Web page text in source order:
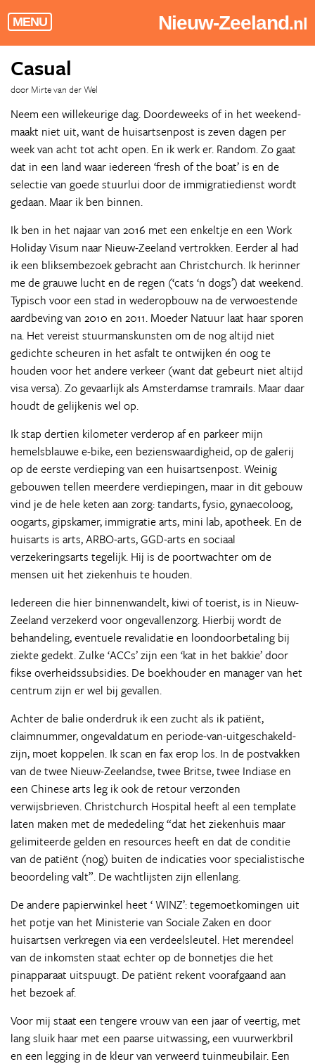
MENU Nieuw-Zeeland.nl
Casual
door Mirte van der Wel
Neem een willekeurige dag. Doordeweeks of in het weekend-
maakt niet uit, want de huisartsenpost is zeven dagen per
week van acht tot acht open. En ik werk er. Random. Zo gaat
dat in een land waar iedereen ‘fresh of the boat’ is en de
selectie van goede stuurlui door de immigratiedienst wordt
gedaan. Maar ik ben binnen.
Ik ben in het najaar van 2016 met een enkeltje en een Work
Holiday Visum naar Nieuw-Zeeland vertrokken. Eerder al had
ik een bliksembezoek gebracht aan Christchurch. Ik herinner
me de grauwe lucht en de regen (‘cats ‘n dogs’) dat weekend.
Typisch voor een stad in wederopbouw na de verwoestende
aardbeving van 2010 en 2011. Moeder Natuur laat haar sporen
na. Het vereist stuurmanskunsten om de nog altijd niet
gedichte scheuren in het asfalt te ontwijken én oog te
houden voor het andere verkeer (want dat gebeurt niet altijd
visa versa). Zo gevaarlijk als Amsterdamse tramrails. Maar daar
houdt de gelijkenis wel op.
Ik stap dertien kilometer verderop af en parkeer mijn
hemelsblauwe e-bike, een bezienswaardigheid, op de galerij
op de eerste verdieping van een huisartsenpost. Weinig
gebouwen tellen meerdere verdiepingen, maar in dit gebouw
vind je de hele keten aan zorg: tandarts, fysio, gynaecoloog,
oogarts, gipskamer, immigratie arts, mini lab, apotheek. En de
huisarts is arts, ARBO-arts, GGD-arts en sociaal
verzekeringsarts tegelijk. Hij is de poortwachter om de
mensen uit het ziekenhuis te houden.
Iedereen die hier binnenwandelt, kiwi of toerist, is in Nieuw-
Zeeland verzekerd voor ongevallenzorg. Hierbij wordt de
behandeling, eventuele revalidatie en loondoorbetaling bij
ziekte gedekt. Zulke ‘ACCs’ zijn een ‘kat in het bakkie’ door
fikse overheidssubsidies. De boekhouder en manager van het
centrum zijn er wel bij gevallen.
Achter de balie onderdruk ik een zucht als ik patiënt,
claimnummer, ongevaldatum en periode-van-uitgeschakeld-
zijn, moet koppelen. Ik scan en fax erop los. In de postvakken
van de twee Nieuw-Zeelandse, twee Britse, twee Indiase en
een Chinese arts leg ik ook de retour verzonden
verwijsbrieven. Christchurch Hospital heeft al een template
laten maken met de mededeling “dat het ziekenhuis maar
gelimiteerde gelden en resources heeft en dat de conditie
van de patiënt (nog) buiten de indicaties voor specialistische
beoordeling valt”. De wachtlijsten zijn ellenlang.
De andere papierwinkel heet ‘ WINZ’: tegemoetkomingen uit
het potje van het Ministerie van Sociale Zaken en door
huisartsen verkregen via een verdeelsleutel. Het merendeel
van de inkomsten staat echter op de bonnetjes die het
pinapparaat uitspuugt. De patiënt rekent voorafgaand aan
het bezoek af.
Voor mij staat een tengere vrouw van een jaar of veertig, met
lang sluik haar met een paarse uitwassing, een vuurwerkbril
en een legging in de kleur van verweerd tuinmeubilair. Een